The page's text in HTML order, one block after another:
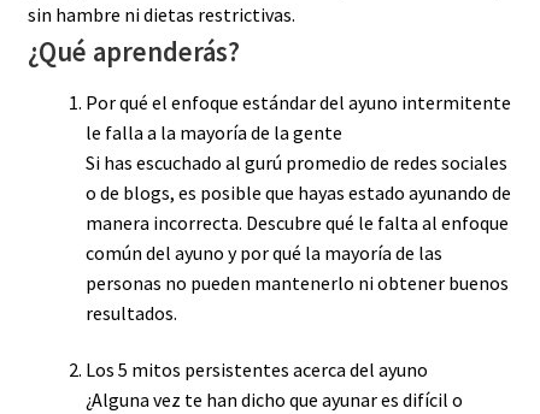
sin hambre ni dietas restrictivas.
¿Qué aprenderás?
Por qué el enfoque estándar del ayuno intermitente
le falla a la mayoría de la gente
Si has escuchado al gurú promedio de redes sociales
o de blogs, es posible que hayas estado ayunando de
manera incorrecta. Descubre qué le falta al enfoque
común del ayuno y por qué la mayoría de las
personas no pueden mantenerlo ni obtener buenos
resultados.
Los 5 mitos persistentes acerca del ayuno
¿Alguna vez te han dicho que ayunar es difícil o